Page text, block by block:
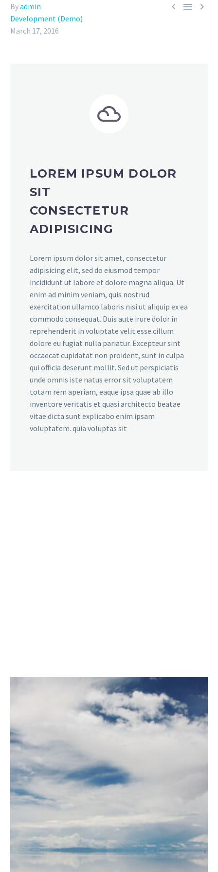
  
Byadmin
Development (Demo)
March 17, 2016


LOREM IPSUM DOLOR
SIT
CONSECTETUR
ADIPISICING
Lorem ipsum dolor sit amet, consectetur
adipisicing elit, sed do eiusmod tempor
incididunt ut labore et dolore magna aliqua. Ut
enim ad minim veniam, quis nostrud
exercitation ullamco laboris nisi ut aliquip ex ea
commodo consequat. Duis aute irure dolor in
reprehenderit in voluptate velit esse cillum
dolore eu fugiat nulla pariatur. Excepteur sint
occaecat cupidatat non proident, sunt in culpa
qui officia deserunt mollit. Sed ut perspiciatis
unde omnis iste natus error sit voluptatem
totam rem aperiam, eaque ipsa quae ab illo
inventore veritatis et quasi architecto beatae
vitae dicta sunt explicabo enim ipsam
voluptatem. quia voluptas sit